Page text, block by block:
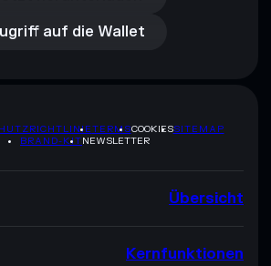
auf die Wallet
TERMSCOOKIESSITEMAP
BRAND-KITNEWSLETTER
Übersicht
Kernfunktionen